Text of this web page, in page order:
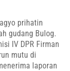
prihatin
gudang Bulog.
IV DPR Firman
mutu di
laporan